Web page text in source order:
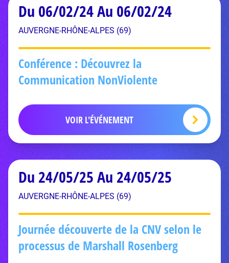
Du 06/02/24 Au 06/02/24
AUVERGNE-RHÔNE-ALPES (69)
Conférence : Découvrez la
Communication NonViolente
VOIR L'ÉVÉNEMENT
Du 24/05/25 Au 24/05/25
AUVERGNE-RHÔNE-ALPES (69)
Journée découverte de la CNV selon le
processus de Marshall Rosenberg